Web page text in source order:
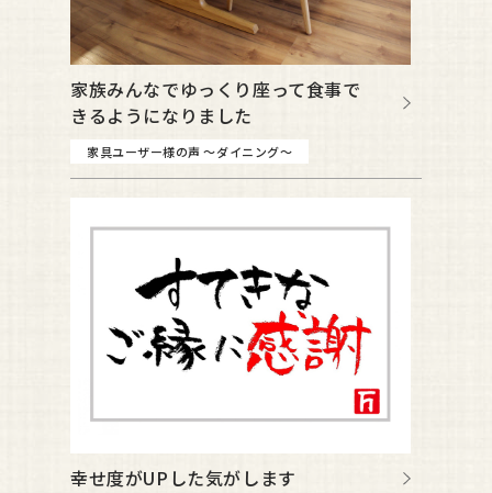
家族みんなでゆっくり座って食事で
きるようになりました
家具ユーザー様の声 ～ダイニング～
幸せ度がUPした気がします